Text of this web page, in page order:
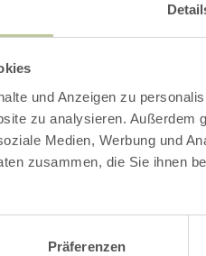
und Anzeigen zu
zu analysieren.
Medien, Werbung und
zusammen, die Sie ihnen
Präferenzen